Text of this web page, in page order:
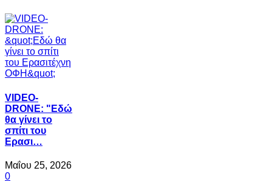
VIDEO-
DRONE: "Εδώ
θα γίνει το
σπίτι του
Ερασι…
Μαΐου 25, 2026
0